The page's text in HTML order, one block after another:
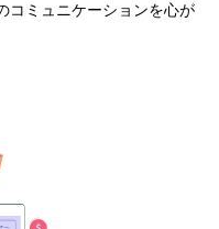
コミュニケーションを心が